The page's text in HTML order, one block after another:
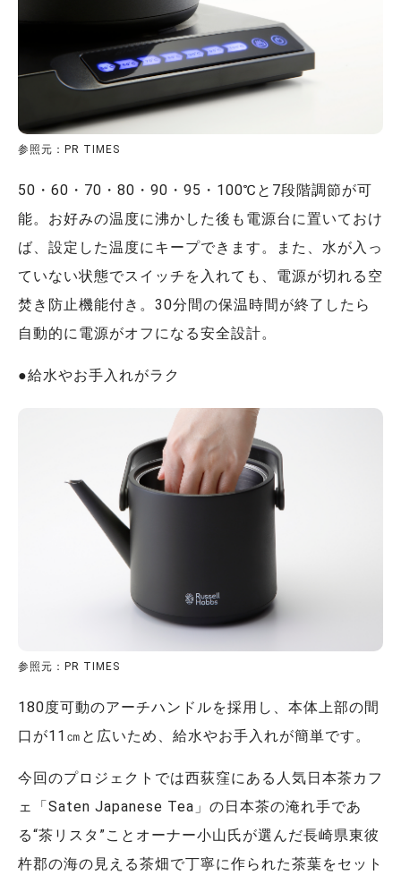
参照元：PR TIMES
50・60・70・80・90・95・100℃と7段階調節が可
能。お好みの温度に沸かした後も電源台に置いておけ
ば、設定した温度にキープできます。また、水が入っ
ていない状態でスイッチを入れても、電源が切れる空
焚き防止機能付き。30分間の保温時間が終了したら
自動的に電源がオフになる安全設計。
●給水やお手入れがラク
参照元：PR TIMES
180度可動のアーチハンドルを採用し、本体上部の間
口が11㎝と広いため、給水やお手入れが簡単です。
今回のプロジェクトでは西荻窪にある人気日本茶カフ
ェ「Saten Japanese Tea」の日本茶の淹れ手であ
る“茶リスタ”ことオーナー小山氏が選んだ長崎県東彼
杵郡の海の見える茶畑で丁寧に作られた茶葉をセット